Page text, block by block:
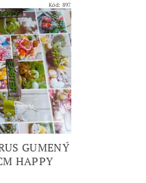
Kód: 897
GUMENÝ
HAPPY